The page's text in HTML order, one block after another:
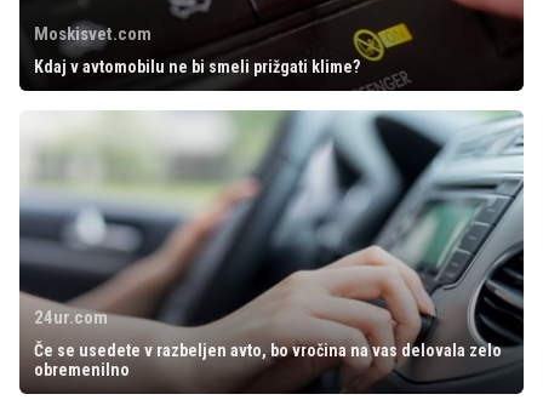
Moskisvet.com
Kdaj v avtomobilu ne bi smeli prižgati klime?
24ur.com
Če se usedete v razbeljen avto, bo vročina na vas delovala zelo
obremenilno